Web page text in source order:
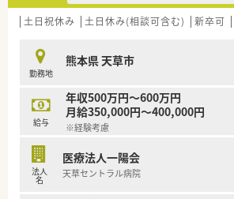
土日祝休み 土日休み(相談可含む) 新卒可
勤務地
熊本県 天草市
給与
年収500万円～600万円
月給350,000円～400,000円
※経験考慮
法人
名
医療法人一陽会
天草セントラル病院